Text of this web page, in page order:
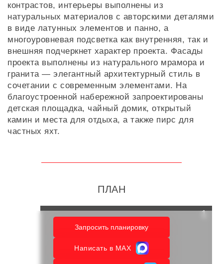
контрастов, интерьеры выполнены из
натуральных материалов с авторскими деталями
в виде латунных элементов и панно, а
многоуровневая подсветка как внутренняя, так и
внешняя подчеркнет характер проекта. Фасады
проекта выполнены из натурального мрамора и
гранита — элегантный архитектурный стиль в
сочетании с современным элементами. На
благоустроенной набережной запроектированы
детская площадка, чайный домик, открытый
камин и места для отдыха, а также пирс для
частных яхт.
ПЛАН